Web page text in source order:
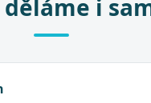
děláme i